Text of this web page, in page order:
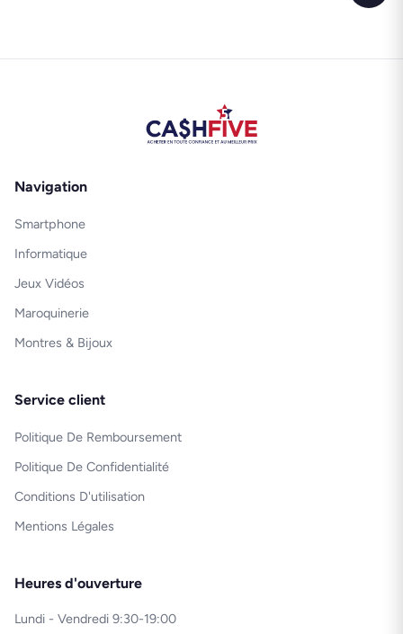
Navigation
Smartphone
Informatique
Jeux Vidéos
Maroquinerie
Montres & Bijoux
Service client
Politique De Remboursement
Politique De Confidentialité
Conditions D'utilisation
Mentions Légales
Heures d'ouverture
Lundi - Vendredi 9:30-19:00